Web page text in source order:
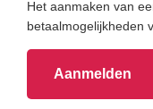
Het aanmaken van
betaalmogelijkheden
Aanmelden